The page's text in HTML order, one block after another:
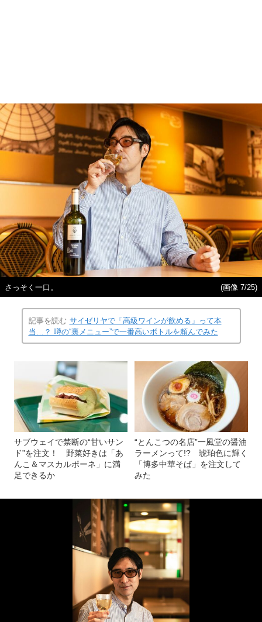
さっそく一口。 (画像 7/25)
記事を読む サイゼリヤで「高級ワインが飲める」って本
当…？ 噂の“裏メニュー”で一番高いボトルを頼んでみた
サブウェイで禁断の“甘いサン
ド”を注文！ 野菜好きは「あ
んこ＆マスカルポーネ」に満
足できるか
“とんこつの名店”一風堂の醤油
ラーメンって!? 琥珀色に輝く
「博多中華そば」を注文して
みた